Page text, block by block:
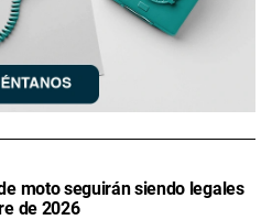
moto seguirán siendo legales
de 2026